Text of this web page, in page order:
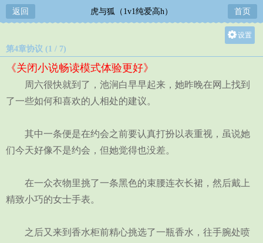
返回 虎与狐（1v1纯爱高h） 首页
设置
中
第4章协议 (1 / 7)
《关闭小说畅读模式体验更好》
周六很快就到了，池涧白早早起来，她昨晚在网上找到
了一些如何和喜欢的人相处的建议。
其中一条便是在约会之前要认真打扮以表重视，虽说她
们今天好像不是约会，但她觉得也没差。
在一众衣物里挑了一条黑色的束腰连衣长裙，然后戴上
精致小巧的女士手表。
之后又来到香水柜前精心挑选了一瓶香水，往手腕处喷